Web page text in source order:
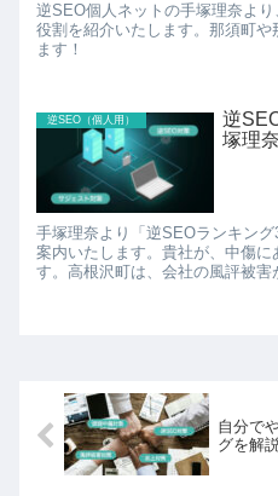
逆SEO個人ネットの手塚理奈よ
役割を紹介いたします。那須町
ます！
逆SEO（個人用）
逆
塚理
手塚理奈より「逆SEOランキン
案内いたします。貴社が、中傷に
す。高根沢町は、会社の風評被害
自分で
グを解